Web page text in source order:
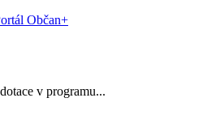
Občan+
v programu...